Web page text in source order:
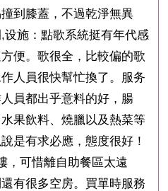
到膝蓋，不過乾淨無異
施：點歌系統挺有年代感
便。歌很全，比較偏的歌
人員很快幫忙換了。服务
員都出乎意料的好，腸
果飲料、燒臘以及熱菜等
是有求必應，態度很好！
，可惜離自助餐區太遠
有很多空房。買單時服務